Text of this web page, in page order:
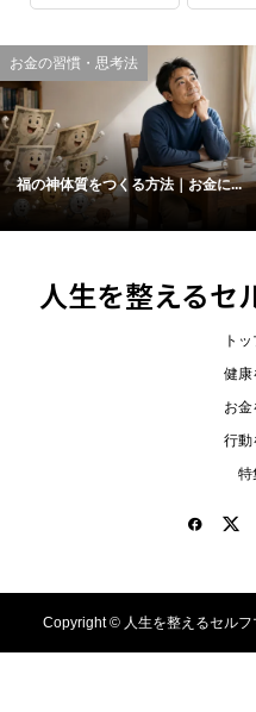
お金の習慣・思考法
福の神体質をつくる方法｜お金に...
人生を整えるセ
ト
健康
お金
行動
特
Copyright ©人生を整えるセルフ